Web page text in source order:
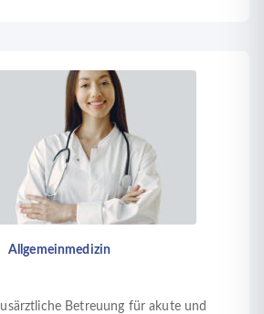
Allgemeinmedizin
Betreuung für akute und